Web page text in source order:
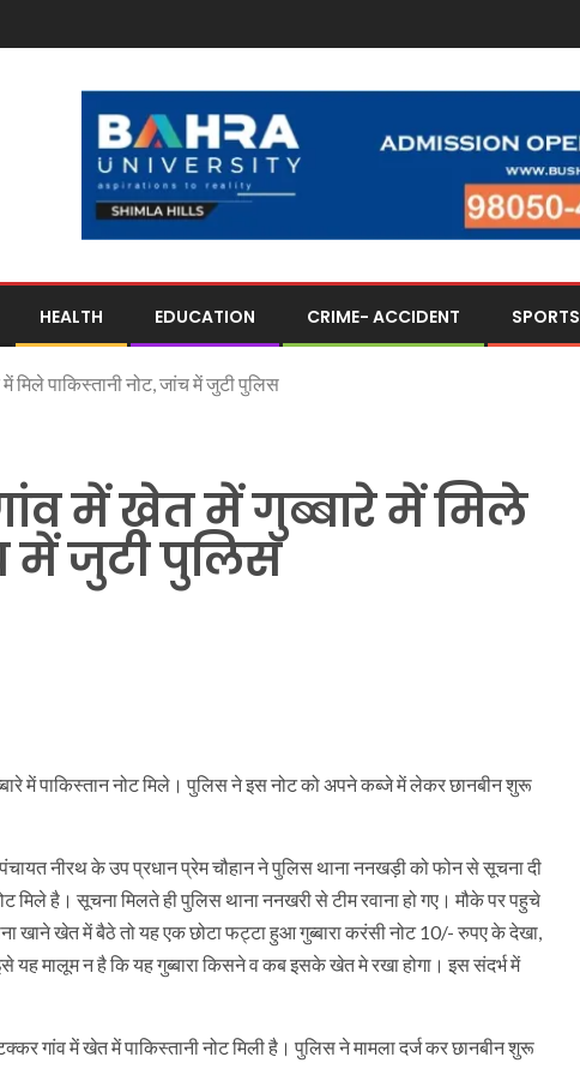
HEALTH EDUCATION CRIME- ACCIDENT SPORTS
मिले पाकिस्तानी नोट, जांच में जुटी पुलिस
में खेत में गुब्बारे में मिले
में जुटी पुलिस
में पाकिस्तान नोट मिले। पुलिस ने इस नोट को अपने कब्जे में लेकर छानबीन शुरू
नीरथ के उप प्रधान प्रेम चौहान ने पुलिस थाना ननखड़ी को फोन से सूचना दी
मिले है। सूचना मिलते ही पुलिस थाना ननखरी से टीम रवाना हो गए। मौके पर पहुचे
खाने खेत में बैठे तो यह एक छोटा फट्टा हुआ गुब्बारा करंसी नोट 10/- रुपए के देखा,
यह मालूम न है कि यह गुब्बारा किसने व कब इसके खेत मे रखा होगा। इस संदर्भ में
गांव में खेत में पाकिस्तानी नोट मिली है। पुलिस ने मामला दर्ज कर छानबीन शुरू